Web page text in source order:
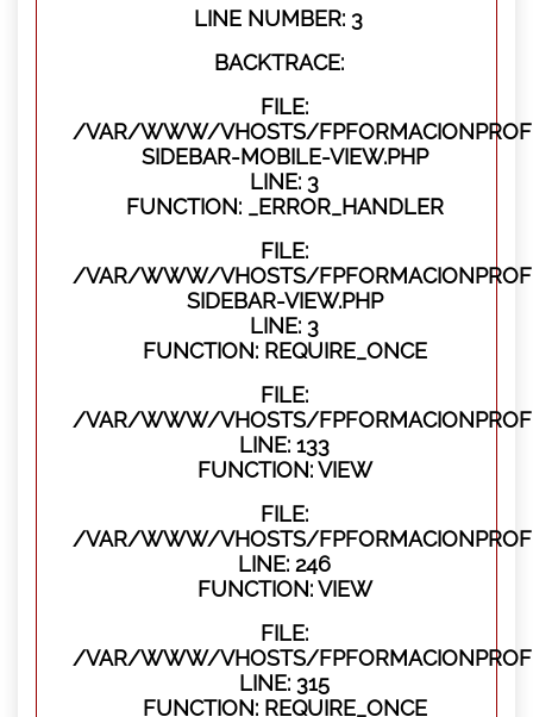
LINE NUMBER: 3
BACKTRACE:
FILE:
/VAR/WWW/VHOSTS/
SIDEBAR-MOBILE-VIEW.PHP
LINE: 3
FUNCTION: _ERROR_HANDLER
FILE:
/VAR/WWW/VHOSTS/
SIDEBAR-VIEW.PHP
LINE: 3
FUNCTION: REQUIRE_ONCE
FILE:
/VAR/WWW/VHOSTS/
LINE: 133
FUNCTION: VIEW
FILE:
/VAR/WWW/VHOSTS/
LINE: 246
FUNCTION: VIEW
FILE:
/VAR/WWW/VHOSTS/
LINE: 315
FUNCTION: REQUIRE_ONCE